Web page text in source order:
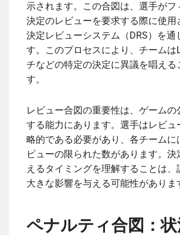
示されます。この合図は、選手がフ
決定のレビューを要求する際に使用
決定レビューシステム（DRS）を通
す。このプロセスにより、チームは
チなどの特定の決定に異議を唱える
す。
レビュー合図の重要性は、ゲームの
する能力にあります。選手はレビュ
略的である必要があり、各チームに
ビューの限られた数があります。決
えるタイミングを理解することは、
大きな影響を与える可能性がありま
ペナルティ合図：